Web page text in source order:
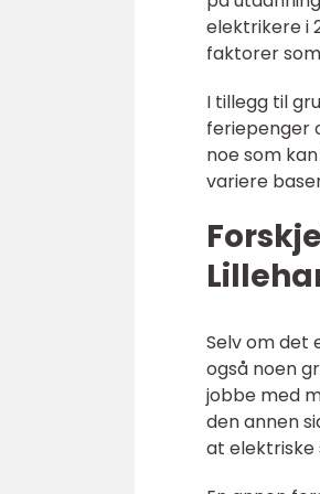
elektrikere i
faktorer
I tillegg til
feriepenger
noe som
variere
Selv om det
også noen
jobbe med
den annen
at elektriske